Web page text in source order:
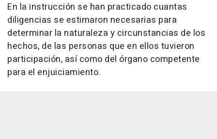
En la instrucción se han practicado cuantas
diligencias se estimaron necesarias para
determinar la naturaleza y circunstancias de los
hechos, de las personas que en ellos tuvieron
participación, así como del órgano competente
para el enjuiciamiento.